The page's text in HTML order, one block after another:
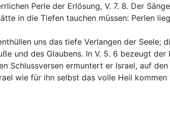
Perle der Erlösung, V. 7. 8. Der
in die Tiefen tauchen müssen: Perlen
uns das tiefe Verlangen der Seele;
und des Glaubens. In V. 5. 6 bezeugt der
Schlussversen ermuntert er Israel, auf
wie für ihn selbst das volle Heil kommen